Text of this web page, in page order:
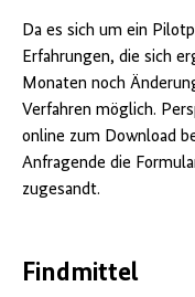
Da es sich um ein
Erfahrungen, die sich
Monaten noch
Verfahren möglich.
online zum Download
Anfragende die
zugesandt.
Findmittel